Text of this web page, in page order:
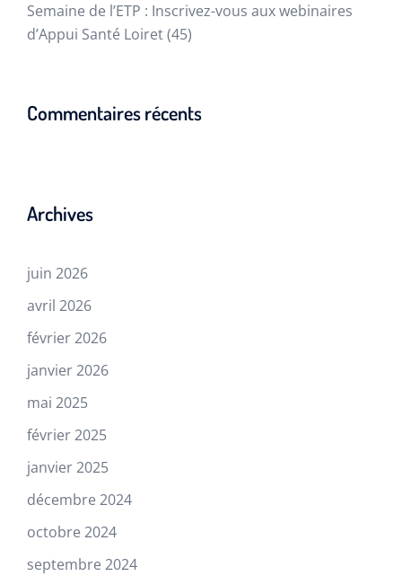
Semaine de l’ETP : Inscrivez-vous aux webinaires
d’Appui Santé Loiret (45)
Commentaires récents
Archives
juin 2026
avril 2026
février 2026
janvier 2026
mai 2025
février 2025
janvier 2025
décembre 2024
octobre 2024
septembre 2024